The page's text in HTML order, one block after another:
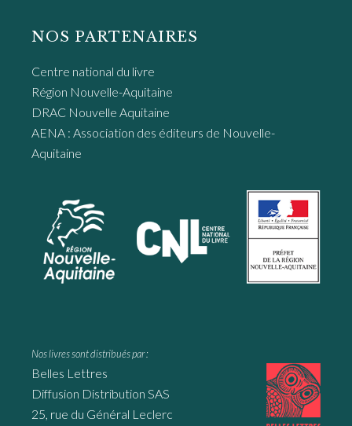
NOS PARTENAIRES
Centre national du livre
Région Nouvelle-Aquitaine
DRAC Nouvelle Aquitaine
AENA : Association des éditeurs de Nouvelle-
Aquitaine
Nos livres sont distribués par :
Belles Lettres
Diffusion Distribution SAS
25, rue du Général Leclerc